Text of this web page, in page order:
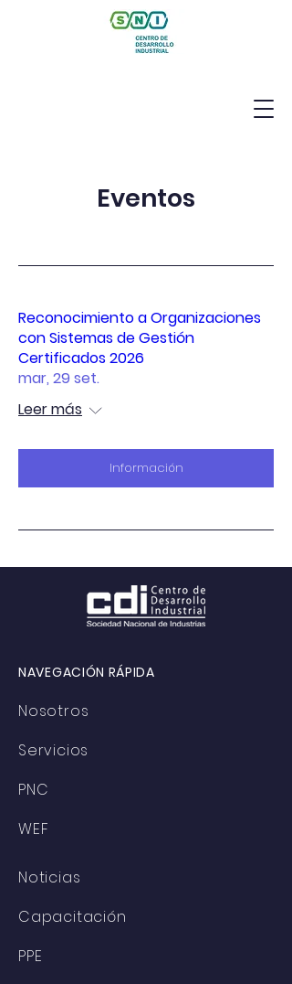
Eventos
Reconocimiento a Organizaciones
con Sistemas de Gestión
Certificados 2026
mar, 29 set.
Leer más
Información
NAVEGACIÓN RÁPIDA
Nosotros
Servicios
PNC
WEF
Noticias
Capacitación
PPE